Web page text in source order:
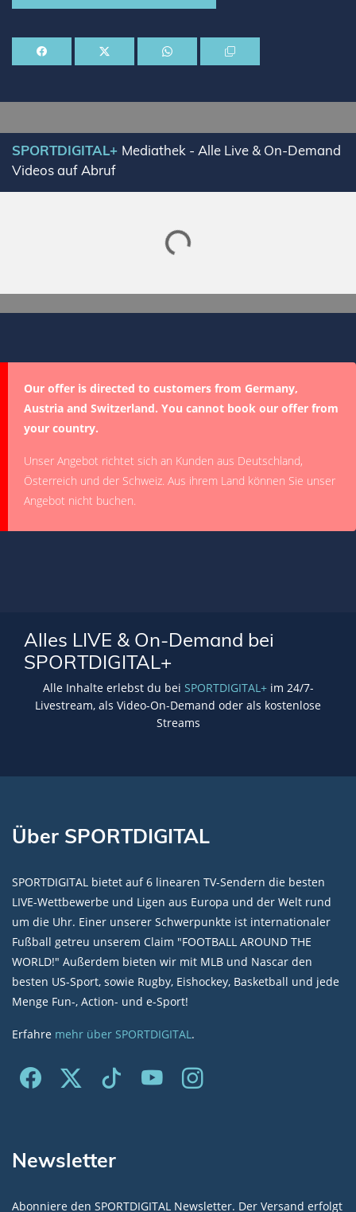
SPORTDIGITAL+ Mediathek - Alle Live & On-Demand
Videos auf Abruf
Lade SPORTDIGITAL+ Mediathek
Our offer is directed to customers from Germany,
Austria and Switzerland. You cannot book our offer from
your country.
Unser Angebot richtet sich an Kunden aus Deutschland,
Österreich und der Schweiz. Aus ihrem Land können Sie unser
Angebot nicht buchen.
Alles LIVE & On-Demand bei
SPORTDIGITAL+
Alle Inhalte erlebst du bei SPORTDIGITAL+im 24/7-
Livestream, als Video-On-Demand oder als kostenlose
Streams
Über SPORTDIGITAL
SPORTDIGITAL bietet auf 6 linearen TV-Sendern die besten
LIVE-Wettbewerbe und Ligen aus Europa und der Welt rund
um die Uhr. Einer unserer Schwerpunkte ist internationaler
Fußball getreu unserem Claim "FOOTBALL AROUND THE
WORLD!" Außerdem bieten wir mit MLB und Nascar den
besten US-Sport, sowie Rugby, Eishockey, Basketball und jede
Menge Fun-, Action- und e-Sport!
Erfahre mehr über SPORTDIGITAL.
Newsletter
Abonniere den SPORTDIGITAL Newsletter. Der Versand erfolgt